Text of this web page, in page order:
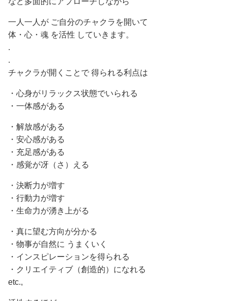
一人一人が ご自分のチャクラを開いて
体・心・魂 を活性 していきます。
.
.
チャクラが開くことで 得られる利点は
・心身がリラックス状態でいられる
・一体感がある
・解放感がある
・安心感がある
・充足感がある
・感覚が冴（さ）える
・決断力が増す
・行動力が増す
・生命力が湧き上がる
・真に望む方向が分かる
・物事が自然に うまくいく
・インスピレーションを得られる
・クリエイティブ（創造的）になれる
etc.,